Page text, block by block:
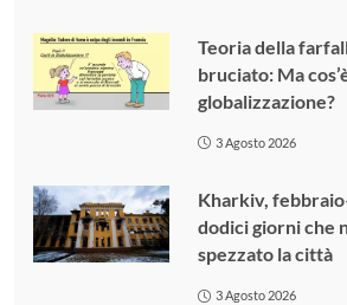
Teoria della
bruciato: Ma
globalizzazione?
3 Agosto 2026
Kharkiv,
dodici giorni che
spezzato la città
3 Agosto 2026